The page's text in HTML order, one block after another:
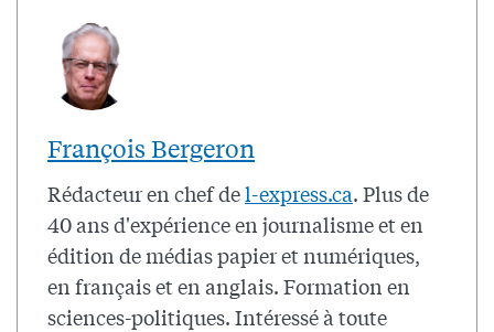
François Bergeron
Rédacteur en chef del-express.ca. Plus de
40 ans d'expérience en journalisme et en
édition de médias papier et numériques,
en français et en anglais. Formation en
sciences-politiques. Intéressé à toute